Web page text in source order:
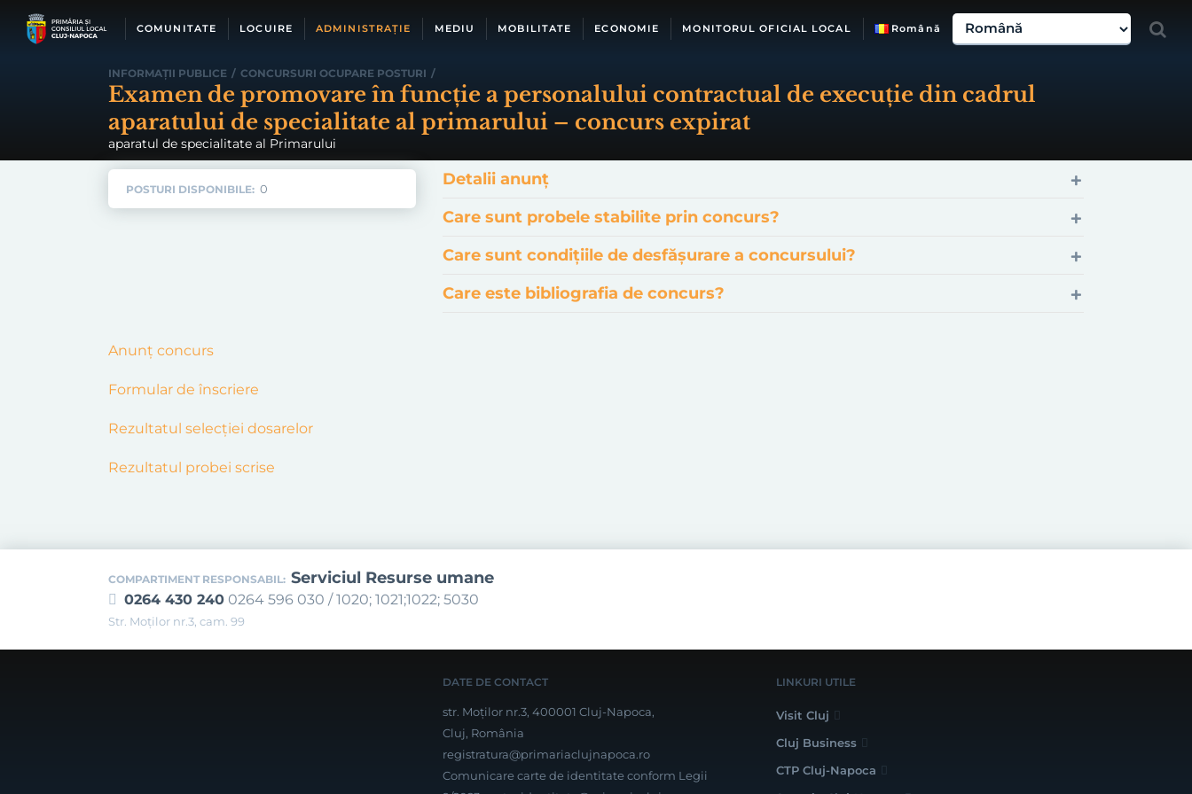
COMUNITATE LOCUIRE ADMINISTRAȚIE MEDIU MOBILITATE ECONOMIE MONITORUL OFICIAL LOCAL Română
INFORMAȚII PUBLICE / CONCURSURI OCUPARE POSTURI /
Examen de promovare în funcție a personalului contractual de execuție din cadrul
aparatului de specialitate al primarului – concurs expirat
aparatul de specialitate al Primarului
POSTURI DISPONIBILE: 0
Detalii anunț
Care sunt probele stabilite prin concurs?
Care sunt condițiile de desfășurare a concursului?
Care este bibliografia de concurs?
Anunț concurs
Formular de înscriere
Rezultatul selecției dosarelor
Rezultatul probei scrise
COMPARTIMENT RESPONSABIL: Serviciul Resurse umane
0264 430 240 0264 596 030 / 1020; 1021;1022; 5030
Str. Moţilor nr.3, cam. 99
DATE DE CONTACT
str. Moților nr.3, 400001 Cluj-Napoca,
Cluj, România
registratura@primariaclujnapoca.ro
Comunicare carte de identitate conform Legii
LINKURI UTILE
Visit Cluj
Cluj Business
CTP Cluj-Napoca